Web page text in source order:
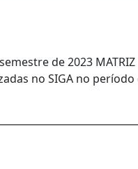
de 2023
no SIGA no período